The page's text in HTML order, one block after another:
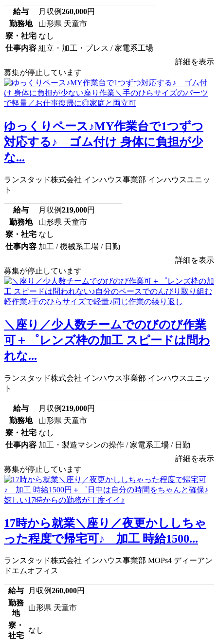
給与 月収例260,000円
勤務地
山形県 天童市
寮・社宅 なし
仕事内容 組立・加工・プレス / 家電系工場
詳細を表示
募集が停止しています
ゆっくりペース♪MY作業台で1つずつ
対応する♪ ゴム付け 身体に負担が少
な...
ランスタッド株式会社 インハウス事業部 インハウスユニッ
ト
給与 月収例219,000円
勤務地
山形県 天童市
寮・社宅 なし
仕事内容 加工 / 機械系工場 / 日勤
詳細を表示
募集が停止しています
＼座り／少人数チームでのびのび作業
可＋゜レンズ枠の加工 スピードは問わ
れな...
ランスタッド株式会社 インハウス事業部 インハウスユニッ
ト
給与 月収例219,000円
勤務地
山形県 天童市
寮・社宅 なし
仕事内容 加工・製造マシンの操作 / 家電系工場 / 日勤
詳細を表示
募集が停止しています
17時から就業＼座り／夜更かししちゃ
った程度で帰宅可♪ 加工 時給1500...
ランスタッド株式会社 インハウス事業部 MOPs4 ディーアン
ドエムオフィス
給与 月収例260,000円
勤務
地
山形県 天童市
寮・
社宅
なし